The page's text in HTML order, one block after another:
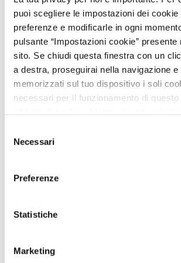
puoi scegliere le impostazioni dei
preferenze e modificarle in ogni
pulsante “Impostazioni cookie” presente
sito. Se chiudi questa finestra con un
a destra, proseguirai nella navigazione e
memorizzati sul tuo dispositivo i soli
necessari per il funzionamento di
delNecessari
Preferenze
Statistiche
Marketing
Informazioni
Via Delle Pietrose, 5,